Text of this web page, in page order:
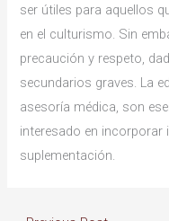
ser útiles para aquellos
en el culturismo. Sin
precaución y respeto,
secundarios graves. La
asesoría médica, son
interesado en incorporar
suplementación.